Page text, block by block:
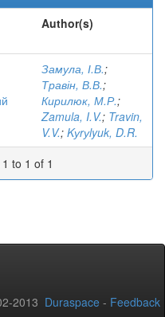
Author(s)
Замула, І.В.;
Травін, В.В.;
Кирилюк, М.Р.;
Zamula, I.V.; Travin,
V.V.; Kуrуlyuk, D.R.
to 1 of 1
2013 Duraspace - Feedback